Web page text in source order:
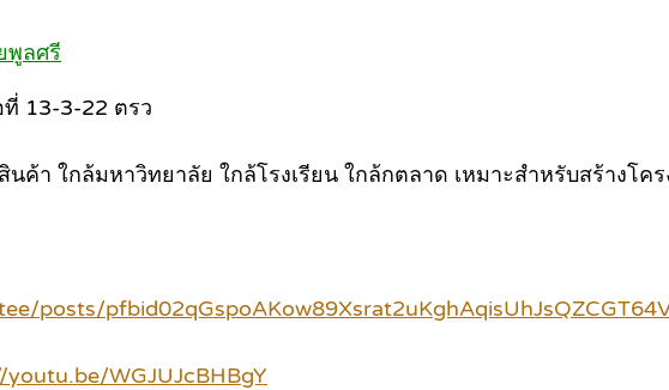
พูลศรี
13-3-22 ตรว
ค้า ใกล้มหาวิทยาลัย ใกล้โรงเรียน ใกล้กตลาด เหมาะสำหรับสร้างโ
posts/
WGJUJcBHBgY